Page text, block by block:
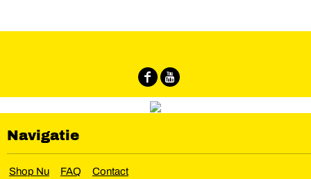
Navigatie
Shop Nu FAQ Contact